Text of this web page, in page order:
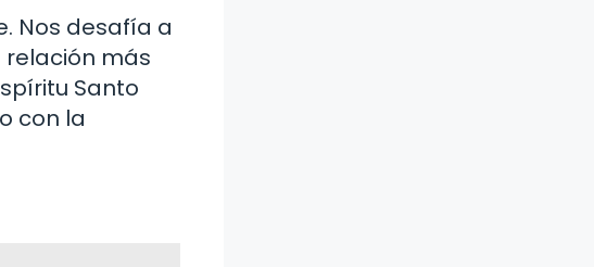
Nos desafía a
relación más
Santo
con la